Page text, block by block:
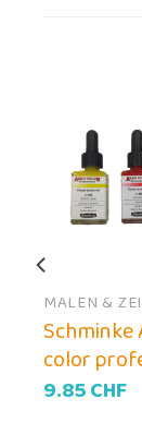
MALEN &
Schminke
color
9.85CHF